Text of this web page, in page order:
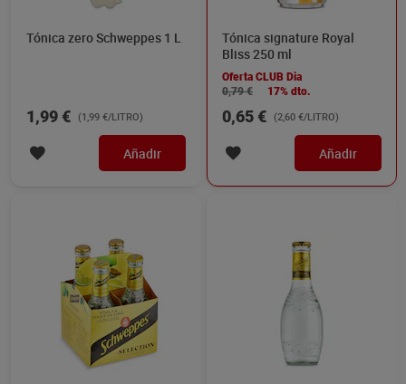
Tónica zero Schweppes 1 L
1,99 € (1,99 €/LITRO)
Añadir
Tónica signature Royal
Bliss 250 ml
Oferta CLUB Dia
0,79 €
17% dto.
0,65 € (2,60 €/LITRO)
Añadir